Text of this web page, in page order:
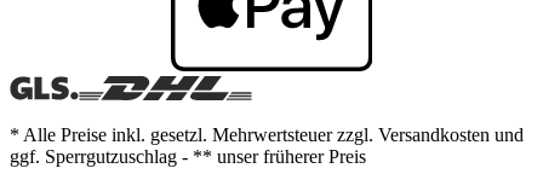
* Alle Preise inkl. gesetzl. Mehrwertsteuer zzgl. Versandkosten und
ggf. Sperrgutzuschlag - ** unser früherer Preis